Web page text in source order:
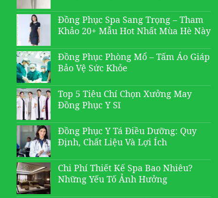
Đồng Phục Spa Sang Trọng – Tham
Khảo 20+ Mẫu Hot Nhất Mùa Hè Này
Đồng Phục Phòng Mổ – Tấm Áo Giáp
Bảo Vệ Sức Khỏe
Top 5 Tiêu Chí Chọn Xưởng May
Đồng Phục Y Sĩ
Đồng Phục Y Tá Điều Dưỡng: Quy
Định, Chất Liệu Và Lợi Ích
Chi Phí Thiết Kế Spa Bao Nhiêu?
Những Yếu Tố Ảnh Hưởng